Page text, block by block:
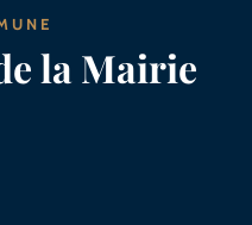
la Mairie